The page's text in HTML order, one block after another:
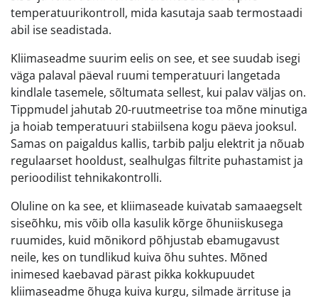
temperatuurikontroll, mida kasutaja saab termostaadi
abil ise seadistada.
Kliimaseadme suurim eelis on see, et see suudab isegi
väga palaval päeval ruumi temperatuuri langetada
kindlale tasemele, sõltumata sellest, kui palav väljas on.
Tippmudel jahutab 20-ruutmeetrise toa mõne minutiga
ja hoiab temperatuuri stabiilsena kogu päeva jooksul.
Samas on paigaldus kallis, tarbib palju elektrit ja nõuab
regulaarset hooldust, sealhulgas filtrite puhastamist ja
perioodilist tehnikakontrolli.
Oluline on ka see, et kliimaseade kuivatab samaaegselt
siseõhku, mis võib olla kasulik kõrge õhuniiskusega
ruumides, kuid mõnikord põhjustab ebamugavust
neile, kes on tundlikud kuiva õhu suhtes. Mõned
inimesed kaebavad pärast pikka kokkupuudet
kliimaseadme õhuga kuiva kurgu, silmade ärrituse ja